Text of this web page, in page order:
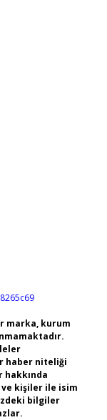
marka, kurum
haber niteliği
hakkında
ve kişiler ile isim
bilgiler